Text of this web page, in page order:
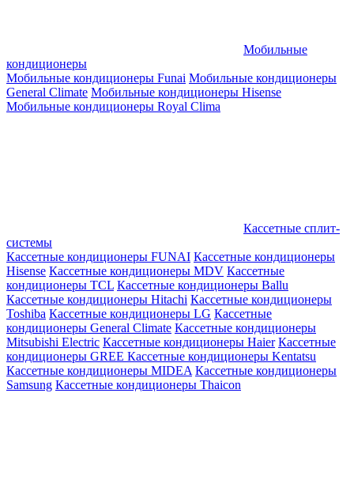
Мобильные
кондиционеры
Мобильные кондиционеры Funai Мобильные кондиционеры
General Climate Мобильные кондиционеры Hisense
Мобильные кондиционеры Royal Clima
Кассетные сплит-
системы
Кассетные кондиционеры FUNAI Кассетные кондиционеры
Hisense Кассетные кондиционеры MDV Кассетные
кондиционеры TCL Кассетные кондиционеры Ballu
Кассетные кондиционеры Hitachi Кассетные кондиционеры
Toshiba Кассетные кондиционеры LG Кассетные
кондиционеры General Climate Кассетные кондиционеры
Mitsubishi Electric Кассетные кондиционеры Haier Кассетные
кондиционеры GREE Кассетные кондиционеры Kentatsu
Кассетные кондиционеры MIDEA Кассетные кондиционеры
Samsung Кассетные кондиционеры Thaicon